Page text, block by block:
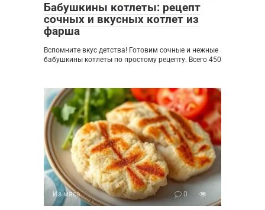
Бабушкины котлеты: рецепт
сочных и вкусных котлет из
фарша
Вспомните вкус детства! Готовим сочные и нежные
бабушкины котлеты по простому рецепту. Всего 450
Из мяса 0